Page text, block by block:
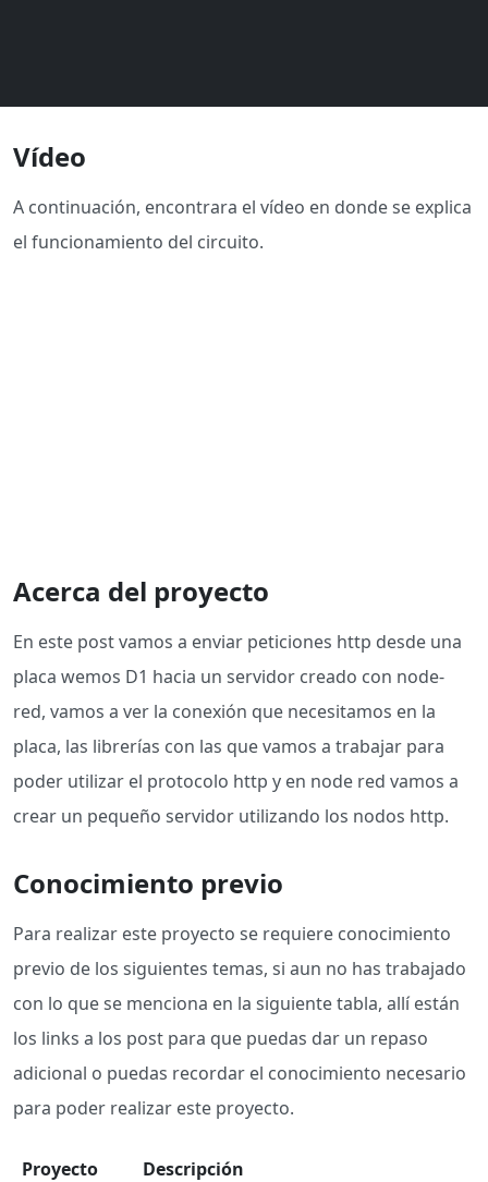
Vídeo
A continuación, encontrara el vídeo en donde se explica
el funcionamiento del circuito.
Acerca del proyecto
En este post vamos a enviar peticiones http desde una
placa wemos D1 hacia un servidor creado con node-
red, vamos a ver la conexión que necesitamos en la
placa, las librerías con las que vamos a trabajar para
poder utilizar el protocolo http y en node red vamos a
crear un pequeño servidor utilizando los nodos http.
Conocimiento previo
Para realizar este proyecto se requiere conocimiento
previo de los siguientes temas, si aun no has trabajado
con lo que se menciona en la siguiente tabla, allí están
los links a los post para que puedas dar un repaso
adicional o puedas recordar el conocimiento necesario
para poder realizar este proyecto.
Proyecto
Descripción